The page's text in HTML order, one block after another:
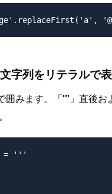
字列をリテラルで
囲みます。「''' 」直後
= '''